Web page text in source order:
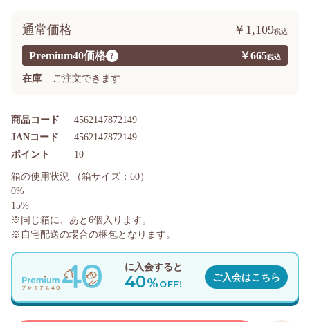
Premium40価格 ? ￥665
通常価格 ￥1,109
在庫 ご注文できます
商品コード 4562147872149
ポイント 10
JANコード 4562147872149
に入会すると
40%OFF!
ご入会はこちら
箱の使用状況
（箱サイズ：60）
0%
15%
※同じ箱に、あと 6個入ります。
※自宅配送の場合の梱包となります。